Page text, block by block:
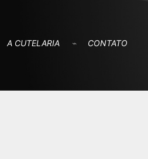
A CUTELARIA CONTATO